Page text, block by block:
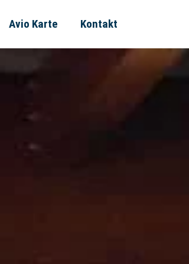
Avio Karte Kontakt